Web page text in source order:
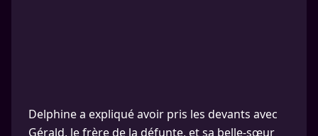
Delphine a expliqué avoir pris les devants avec
Gérald, le frère de la défunte, et sa belle-sœur